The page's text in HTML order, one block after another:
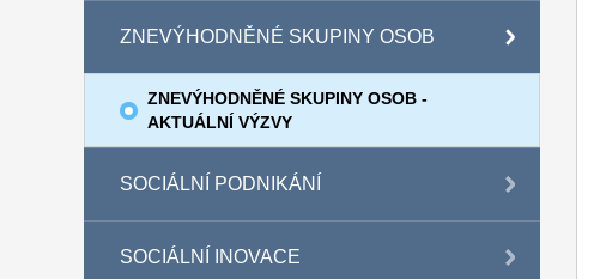
ZNEVÝHODNĚNÉ SKUPINY OSOB
ZNEVÝHODNĚNÉ SKUPINY OSOB -
AKTUÁLNÍ VÝZVY
SOCIÁLNÍ PODNIKÁNÍ
SOCIÁLNÍ INOVACE